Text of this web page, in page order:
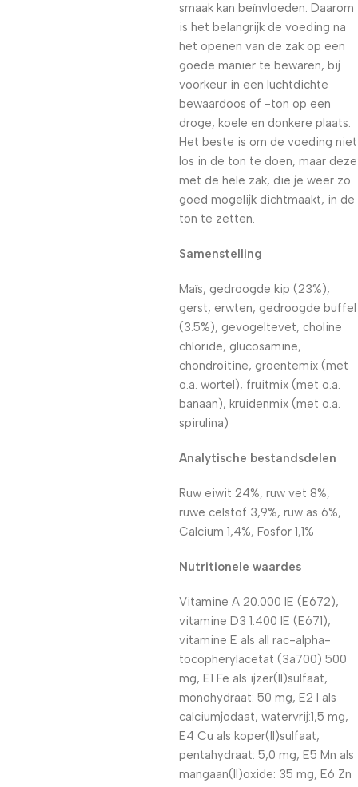
smaak kan beïnvloeden. Daarom
is het belangrijk de voeding na
het openen van de zak op een
goede manier te bewaren, bij
voorkeur in een luchtdichte
bewaardoos of -ton op een
droge, koele en donkere plaats.
Het beste is om de voeding niet
los in de ton te doen, maar deze
met de hele zak, die je weer zo
goed mogelijk dichtmaakt, in de
ton te zetten.
Samenstelling
Maïs, gedroogde kip (23%),
gerst, erwten, gedroogde buffel
(3.5%), gevogeltevet, choline
chloride, glucosamine,
chondroitine, groentemix (met
o.a. wortel), fruitmix (met o.a.
banaan), kruidenmix (met o.a.
spirulina)
Analytische bestandsdelen
Ruw eiwit 24%, ruw vet 8%,
ruwe celstof 3,9%, ruw as 6%,
Calcium 1,4%, Fosfor 1,1%
Nutritionele waardes
Vitamine A 20.000 IE (E672),
vitamine D3 1.400 IE (E671),
vitamine E als all rac-alpha-
tocopherylacetat (3a700) 500
mg, E1 Fe als ijzer(II)sulfaat,
monohydraat: 50 mg, E2 I als
calciumjodaat, watervrij:1,5 mg,
E4 Cu als koper(II)sulfaat,
pentahydraat: 5,0 mg, E5 Mn als
mangaan(II)oxide: 35 mg, E6 Zn